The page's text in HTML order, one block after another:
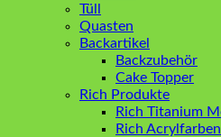
Tüll
Quasten
Backartikel
Backzubehör
Cake Topper
Rich Produkte
Rich Titanium
Rich